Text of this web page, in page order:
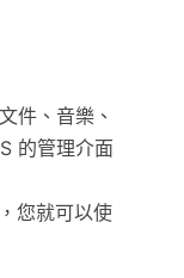
件、音樂、
的管理介面
您就可以使